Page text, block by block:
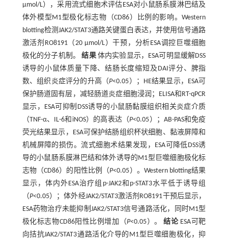
μmol/L），采用流式细胞术评估ESA对小鼠肠系膜淋巴结及
体外模型M1型极化标志物（CD86）比例的影响。Western
blotting检测JAK2/STAT3通路关键蛋白表达，并使用信号通路
激活剂RO8191（20 μmol/L）干预，分析ESA调控巨噬细胞
极化的分子机制。结果体内实验显示，ESA可明显缓解DSS
诱导的小鼠体质量下降、结肠长度缩短及DAI评分、脾指
数、组织炎症评分的升高（P<0.05）；HE结果显示，ESA可
保护肠道固有层，减轻肠道炎症细胞浸润；ELISA和RT-qPCR
显示，ESA可抑制DSS诱导的小鼠肠黏膜组织相关炎症介质
（TNF-α、IL-6和iNOS）的高表达（P<0.05）；AB-PAS和免疫
荧光结果显示，ESA可保护结肠组织杯状细胞、黏液屏障和
机械屏障的损伤。流式细胞术结果发现，ESA可降低DSS诱
导的小鼠肠系膜淋巴结和体外诱导的M1型巨噬细胞极化标
志物（CD86）的阳性比例（P<0.05）。Western blotting结果
显示，体内外ESA治疗组p-JAK2和p-STAT3水平低于诱导组
（P<0.05）；体外经JAK2/STAT3激活剂RO8191干预后显示，
ESA药物治疗未能抑制JAK2/STAT3信号通路活化，同时M1型
极化标志物CD86阳性比例增加（P<0.05）。结论ESA可靶
向拮抗JAK2/STAT3通路活化介导的M1型巨噬细胞极化，抑